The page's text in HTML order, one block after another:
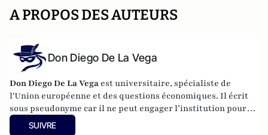
A PROPOS DES AUTEURS
Don Diego De La Vega
Don Diego De La Vega est universitaire, spécialiste de
l'Union européenne et des questions économiques. Il écrit
sous pseudonyme car il ne peut engager l’institution pour
laquelle il travaille.
SUIVRE